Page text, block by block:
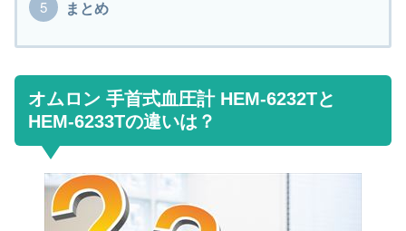
まとめ
オムロン 手首式血圧計 HEM-6232Tと
HEM-6233Tの違いは？